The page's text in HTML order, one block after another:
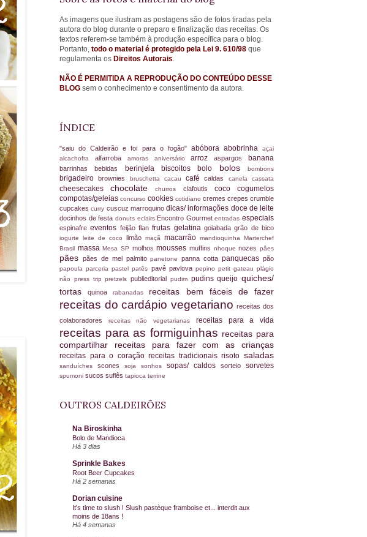
As imagens que ilustram as postagens são de fotos tiradas pela
autora do blog durante o preparo e finalização das receitas. Os
textos referem-se também à produção específica para o blog.
Portanto, todo o material é protegido pela Lei 9. 610/98 que
regulamenta os Direitos Autorais.
NÃO É PERMITIDA A REPRODUÇÃO DO CONTEÚDO DESSE
BLOG sem o conhecimento e consentimento da autora.
ÍNDICE
"saiu do Caldeirão e foi para o fogão" abóbora abobrinhaaçai
alcachofra alfarroba amoras aniversárioarrozaspargos banana
barrinhasbebidas berinjela biscoitos bolo bolosbombons
brigadeirobrownies bruschetta cacaucafécaldas canelacassata
cheesecakeschocolatechurros clafoutis cococogumelos
compotas/geleias concurso cookies cotidiano cremes crepes crumble
cupcakescurry cuscuz marroquino dicas/ informações doce de leite
docinhos de festa donuts eclairs Encontro Gourmetentradas especiais
espinafreeventos feijãoflanfrutas gelatinagoiabadagrão de bico
iogurte leite de coco limão maçã macarrão mandioquinha Marterchef
Brasil massaMesa SP molhosmoussesmuffins nhoquenozespâes
pães pães de mel palmitopanetonepanna cottapanquecaspão
papoulaparceriapastelpatês pavê pavlova pepino petit gateauplágio
não press trippretzels publieditorial pudim pudinsqueijo quiches/
tortasquinoarabanadas receitas bem fáceis de fazer
receitas do cardápio vegetarianoreceitas dos
colaboradores receitas não vegetarianas receitas para a vida
receitas para as formiguinhas receitas para
compartilhar receitas para fazer com as crianças
receitas para o coraçãoreceitas tradicionaisrisotosaladas
sanduíches scones soja sonhos sopas/ caldos sorteio sorvetes
spumoni sucos suflês tapioca terrine
OUTROS CALDEIRÕES
Na Biroskinha
Bolo de Mandioca
Há 3 dias
Sprinkle Bakes
Root Beer Cupcakes
Há 2 semanas
Dorian cuisine
It's time to slush ! Slush pastèque framboise et... interdit aux
moins de 18ans !
Há 4 semanas